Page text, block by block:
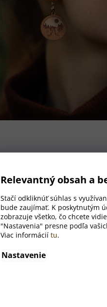
Relevantný obsah a
Stačí odkliknúť súhlas s
bude zaujímať. K poskytnutým
zobrazuje všetko, čo chcete
"Nastavenia" presne podľa
Viac informácií tu.
Nastaveniezávesné
bez zbytočných slov.